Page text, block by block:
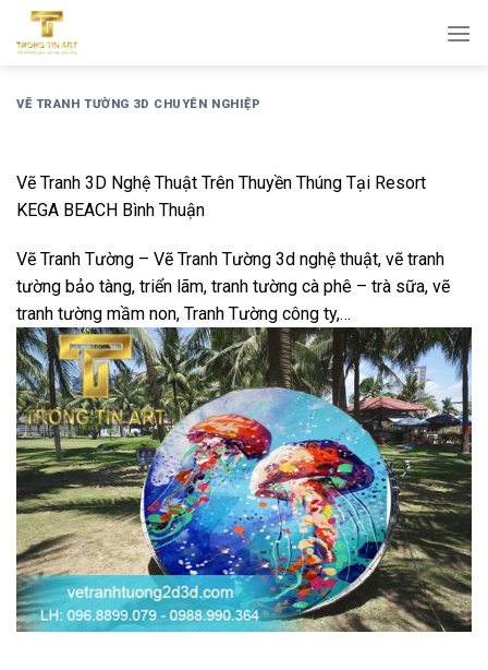
qua
dungVẼ TRANH TƯỜNG 3D CHUYÊN NGHIỆP
Vẽ Tranh 3D Nghệ Thuật Trên Thuyền Thúng Tại Resort
KEGA BEACH Bình Thuận
Vẽ Tranh Tường – Vẽ Tranh Tường 3d nghệ thuật, vẽ tranh
tường bảo tàng, triển lãm, tranh tường cà phê – trà sữa, vẽ
tranh tường mầm non, Tranh Tường công ty,…